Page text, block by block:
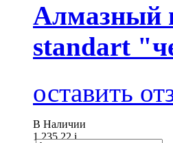
Алмазный
standart
оставить
В Наличии
1 235.22i